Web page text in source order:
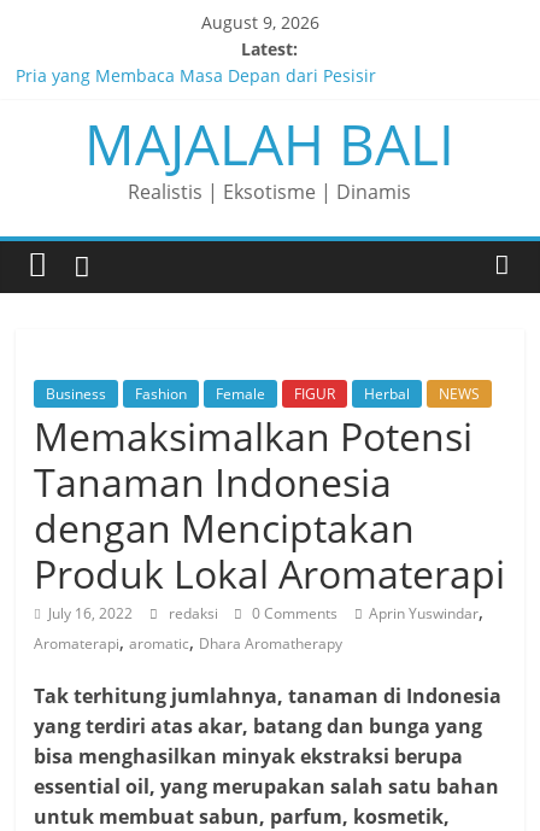
content
August 9, 2026
Latest:
Pria yang Membaca Masa Depan dari Pesisir
Membaca Peluang, Menaklukkan Tantangan, dan Membangun
Bisnis Peternakan yang Berkelanjutan
Lelaki yang Mengubah Garis Menjadi Masa Depan
Matahari yang Lahir di Pulau Dewata
Perjalanan Panjang di Balik Rasa yang Dicintai Banyak Orang
MAJALAH BALI
Realistis | Eksotisme | Dinamis
Business Fashion Female FIGUR Herbal NEWS
Memaksimalkan Potensi
Tanaman Indonesia
dengan Menciptakan
Produk Lokal Aromaterapi
July 16, 2022 redaksi 0 Comments Aprin Yuswindar,
Aromaterapi,aromatic, Dhara Aromatherapy
Tak terhitung jumlahnya, tanaman di Indonesia
yang terdiri atas akar, batang dan bunga yang
bisa menghasilkan minyak ekstraksi berupa
essential oil, yang merupakan salah satu bahan
untuk membuat sabun, parfum, kosmetik,